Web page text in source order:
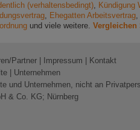
(verhaltensbedingt), Kündigung
, Ehegatten Arbeitsvertrag,
und viele weitere. Vergleichen
Partner| Impressum
Kontakt
Unternehmen
und Unternehmen, nicht an
& Co. KG; Nürnberg